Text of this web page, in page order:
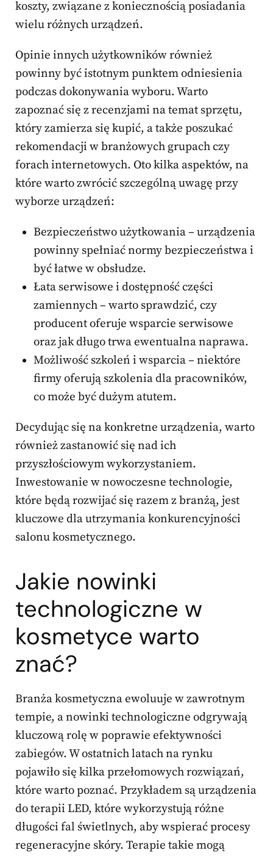
koszty, związane z koniecznością posiadania
wielu różnych urządzeń.
Opinie innych użytkowników również
powinny być istotnym punktem odniesienia
podczas dokonywania wyboru. Warto
zapoznać się z recenzjami na temat sprzętu,
który zamierza się kupić, a także poszukać
rekomendacji w branżowych grupach czy
forach internetowych. Oto kilka aspektów, na
które warto zwrócić szczególną uwagę przy
wyborze urządzeń:
Bezpieczeństwo użytkowania – urządzenia
powinny spełniać normy bezpieczeństwa i
być łatwe w obsłudze.
Łata serwisowe i dostępność części
zamiennych – warto sprawdzić, czy
producent oferuje wsparcie serwisowe
oraz jak długo trwa ewentualna naprawa.
Możliwość szkoleń i wsparcia – niektóre
firmy oferują szkolenia dla pracowników,
co może być dużym atutem.
Decydując się na konkretne urządzenia, warto
również zastanowić się nad ich
przyszłościowym wykorzystaniem.
Inwestowanie w nowoczesne technologie,
które będą rozwijać się razem z branżą, jest
kluczowe dla utrzymania konkurencyjności
salonu kosmetycznego.
Jakie nowinki
technologiczne w
kosmetyce warto
znać?
Branża kosmetyczna ewoluuje w zawrotnym
tempie, a nowinki technologiczne odgrywają
kluczową rolę w poprawie efektywności
zabiegów. W ostatnich latach na rynku
pojawiło się kilka przełomowych rozwiązań,
które warto poznać. Przykładem są urządzenia
do terapii LED, które wykorzystują różne
długości fal świetlnych, aby wspierać procesy
regeneracyjne skóry. Terapie takie mogą